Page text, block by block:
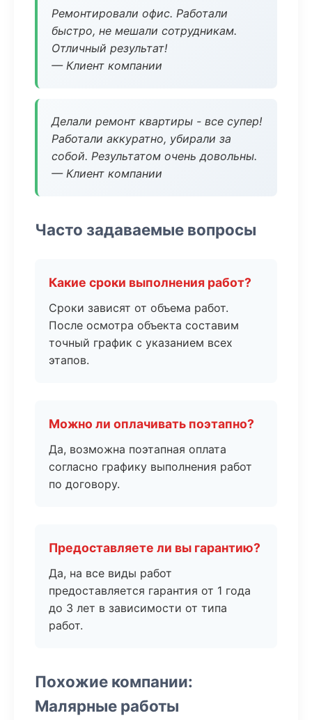
Ремонтировали офис. Работали
быстро, не мешали сотрудникам.
Отличный результат!
— Клиент компании
Делали ремонт квартиры - все супер!
Работали аккуратно, убирали за
собой. Результатом очень довольны.
— Клиент компании
Часто задаваемые вопросы
Какие сроки выполнения работ?
Сроки зависят от объема работ.
После осмотра объекта составим
точный график с указанием всех
этапов.
Можно ли оплачивать поэтапно?
Да, возможна поэтапная оплата
согласно графику выполнения работ
по договору.
Предоставляете ли вы гарантию?
Да, на все виды работ
предоставляется гарантия от 1 года
до 3 лет в зависимости от типа
работ.
Похожие компании:
Малярные работы